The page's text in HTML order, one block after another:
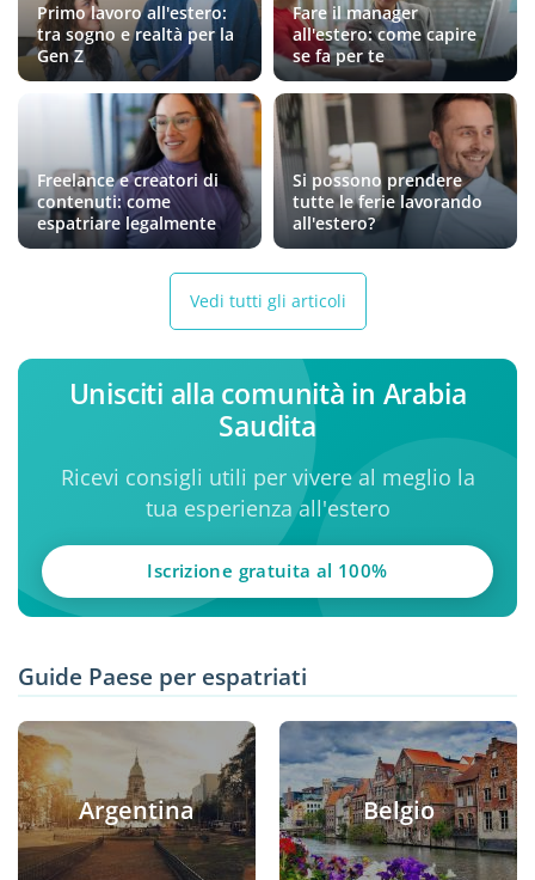
Primo lavoro all'estero:
tra sogno e realtà per la
Gen Z
Fare il manager
all'estero: come capire
se fa per te
Freelance e creatori di
contenuti: come
espatriare legalmente
Si possono prendere
tutte le ferie lavorando
all'estero?
Vedi tutti gli articoli
Unisciti alla comunità in Arabia
Saudita
Ricevi consigli utili per vivere al meglio la
tua esperienza all'estero
Iscrizione gratuita al 100%
Guide Paese per espatriati
Argentina Belgio